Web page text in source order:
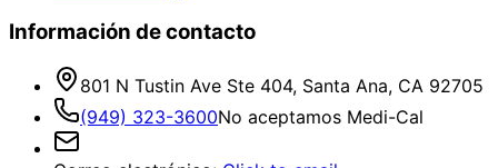
Información de contacto
801 N Tustin Ave Ste 404, Santa Ana, CA 92705
(949) 323-3600No aceptamos Medi-Cal